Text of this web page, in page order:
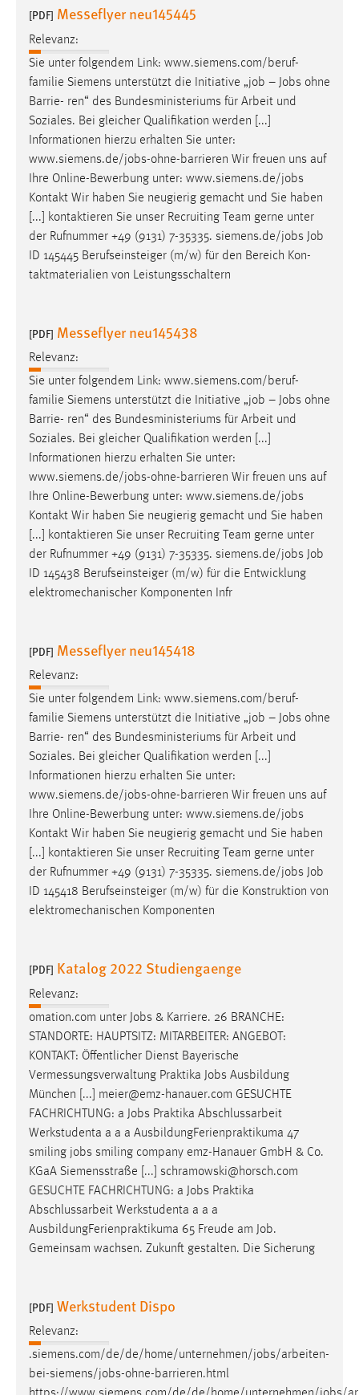
[PDF] Messeflyer neu145445
Relevanz:
Sie unter folgendem Link: www.siemens.com/beruf-
familie Siemens unterstützt die Initiative „job – Jobs ohne
Barrie- ren“ des Bundesministeriums für Arbeit und
Soziales. Bei gleicher Qualifikation werden [...]
Informationen hierzu erhalten Sie unter:
www.siemens.de/jobs-ohne-barrieren Wir freuen uns auf
Ihre Online-Bewerbung unter: www.siemens.de/jobs
Kontakt Wir haben Sie neugierig gemacht und Sie haben
[...] kontaktieren Sie unser Recruiting Team gerne unter
der Rufnummer +49 (9131) 7-35335. siemens.de/jobs Job
ID 145445 Berufseinsteiger (m/w) für den Bereich Kon-
taktmaterialien von Leistungsschaltern
[PDF] Messeflyer neu145438
Relevanz:
Sie unter folgendem Link: www.siemens.com/beruf-
familie Siemens unterstützt die Initiative „job – Jobs ohne
Barrie- ren“ des Bundesministeriums für Arbeit und
Soziales. Bei gleicher Qualifikation werden [...]
Informationen hierzu erhalten Sie unter:
www.siemens.de/jobs-ohne-barrieren Wir freuen uns auf
Ihre Online-Bewerbung unter: www.siemens.de/jobs
Kontakt Wir haben Sie neugierig gemacht und Sie haben
[...] kontaktieren Sie unser Recruiting Team gerne unter
der Rufnummer +49 (9131) 7-35335. siemens.de/jobs Job
ID 145438 Berufseinsteiger (m/w) für die Entwicklung
elektromechanischer Komponenten Infr
[PDF] Messeflyer neu145418
Relevanz:
Sie unter folgendem Link: www.siemens.com/beruf-
familie Siemens unterstützt die Initiative „job – Jobs ohne
Barrie- ren“ des Bundesministeriums für Arbeit und
Soziales. Bei gleicher Qualifikation werden [...]
Informationen hierzu erhalten Sie unter:
www.siemens.de/jobs-ohne-barrieren Wir freuen uns auf
Ihre Online-Bewerbung unter: www.siemens.de/jobs
Kontakt Wir haben Sie neugierig gemacht und Sie haben
[...] kontaktieren Sie unser Recruiting Team gerne unter
der Rufnummer +49 (9131) 7-35335. siemens.de/jobs Job
ID 145418 Berufseinsteiger (m/w) für die Konstruktion von
elektromechanischen Komponenten
[PDF] Katalog 2022 Studiengaenge
Relevanz:
omation.com unter Jobs & Karriere. 26 BRANCHE:
STANDORTE: HAUPTSITZ: MITARBEITER: ANGEBOT:
KONTAKT: Öffentlicher Dienst Bayerische
Vermessungsverwaltung Praktika Jobs Ausbildung
München [...] meier@emz-hanauer.com GESUCHTE
FACHRICHTUNG: a Jobs Praktika Abschlussarbeit
Werkstudenta a a a AusbildungFerienpraktikuma 47
smiling jobs smiling company emz-Hanauer GmbH & Co.
KGaA Siemensstraße [...] schramowski@horsch.com
GESUCHTE FACHRICHTUNG: a Jobs Praktika
Abschlussarbeit Werkstudenta a a a
AusbildungFerienpraktikuma 65 Freude am Job.
Gemeinsam wachsen. Zukunft gestalten. Die Sicherung
[PDF] Werkstudent Dispo
Relevanz:
.siemens.com/de/de/home/unternehmen/jobs/arbeiten-
bei-siemens/jobs-ohne-barrieren.html